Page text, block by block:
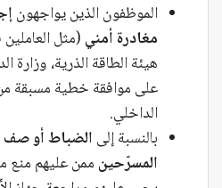
الموظفون الذين يواجهون
مغادرة أمني(مثل
هيئة الطاقة الذرية،
على موافقة خطية مسبقة
الداخلي.
بالنسبة إلى الضباط أو صف
المسرّحين ممن عليهم منع